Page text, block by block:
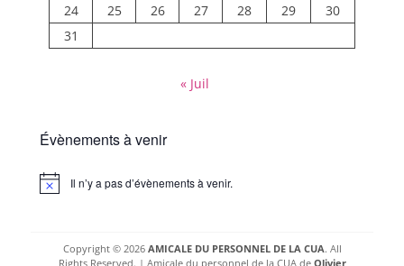
24
25 26 27 28 29
30
31
« Juil
Évènements à venir
Notice Il n’y a pas d’évènements à venir.
Copyright © 2026 AMICALE DU PERSONNEL DE LA CUA. All
Rights Reserved. | Amicale du personnel de la CUA de Olivier